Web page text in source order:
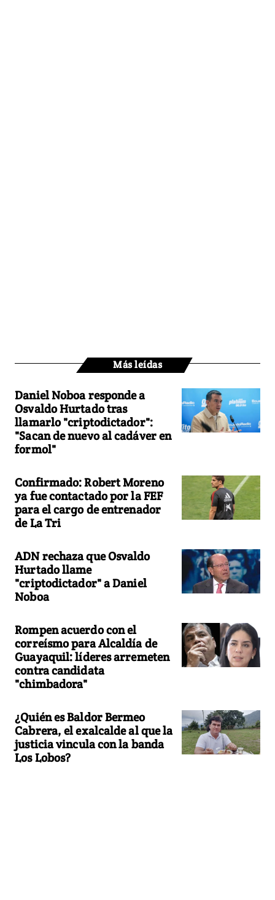
Más leídas
Daniel Noboa responde a
Osvaldo Hurtado tras
llamarlo "criptodictador":
"Sacan de nuevo al cadáver en
formol"
Confirmado: Robert Moreno
ya fue contactado por la FEF
para el cargo de entrenador
de La Tri
ADN rechaza que Osvaldo
Hurtado llame
"criptodictador" a Daniel
Noboa
Rompen acuerdo con el
correísmo para Alcaldía de
Guayaquil: líderes arremeten
contra candidata
"chimbadora"
¿Quién es Baldor Bermeo
Cabrera, el exalcalde al que la
justicia vincula con la banda
Los Lobos?